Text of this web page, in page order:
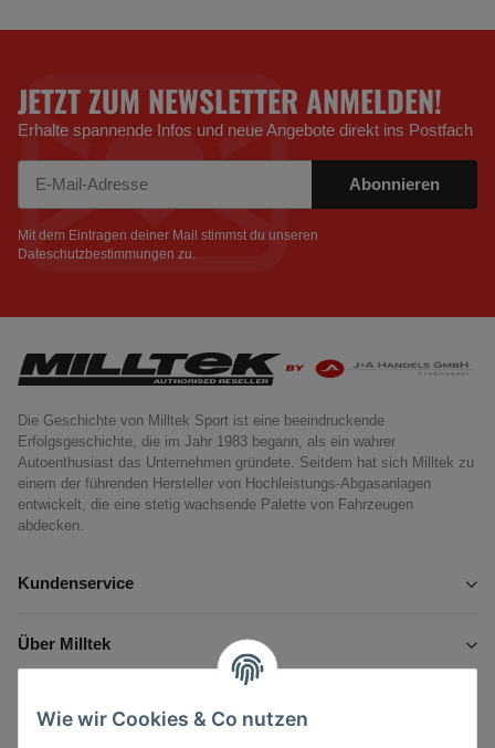
Wie wir Cookies & Co nutzen
JETZT ZUM NEWSLETTER ANMELDEN!
Erhalte spannende Infos und neue Angebote direkt ins Postfach
Abonnieren
Mit dem Eintragen deiner Mail stimmst du unseren
Dateschutzbestimmungen zu.
Die Geschichte von Milltek Sport ist eine beeindruckende
Erfolgsgeschichte, die im Jahr 1983 begann, als ein wahrer
Autoenthusiast das Unternehmen gründete. Seitdem hat sich Milltek zu
einem der führenden Hersteller von Hochleistungs-Abgasanlagen
entwickelt, die eine stetig wachsende Palette von Fahrzeugen
abdecken.
Kundenservice
Über Milltek